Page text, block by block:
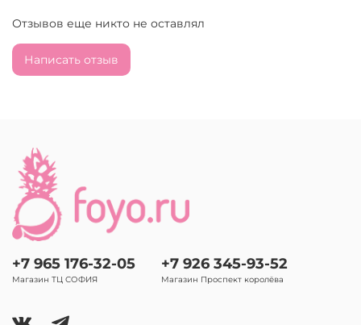
Отзывов еще никто не оставлял
Написать отзыв
+7 965 176-32-05
Магазин ТЦ СОФИЯ
+7 926 345-93-52
Магазин Проспект королёва